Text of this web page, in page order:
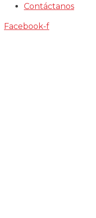
Contáctanos
Facebook-f